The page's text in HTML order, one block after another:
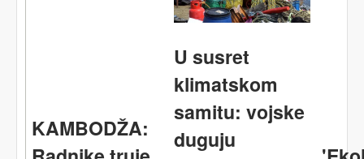
KAMBODŽA:
U susret
klimatskom
samitu: vojske
duguju